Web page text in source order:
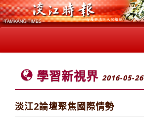
學習新視界 2016-05-26
淡江2論壇聚焦國際情勢